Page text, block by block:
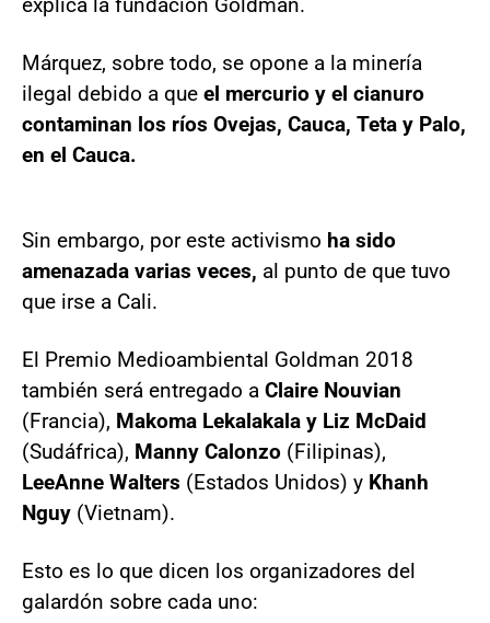
explica la fundación Goldman.
Márquez, sobre todo, se opone a la minería
ilegal debido a que el mercurio y el cianuro
contaminan los ríos Ovejas, Cauca, Teta y Palo,
en el Cauca.
Sin embargo, por este activismo ha sido
amenazada varias veces, al punto de que tuvo
que irse a Cali.
El Premio Medioambiental Goldman 2018
también será entregado a Claire Nouvian
(Francia), Makoma Lekalakala y Liz McDaid
(Sudáfrica), Manny Calonzo (Filipinas),
LeeAnne Walters (Estados Unidos) y Khanh
Nguy (Vietnam).
Esto es lo que dicen los organizadores del
galardón sobre cada uno: